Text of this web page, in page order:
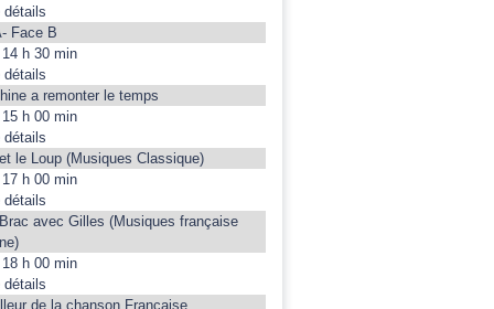
détails
Face B
14 h 30 min
détails
a remonter le temps
15 h 00 min
détails
le Loup (Musiques Classique)
17 h 00 min
détails
avec Gilles (Musiques française
18 h 00 min
détails
de la chanson Française